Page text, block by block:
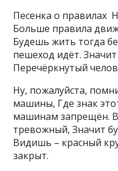
Песенка о правилах
Больше правила
Будешь жить тогда
пешеход идёт.
Перечёркнутый
Ну, пожалуйста,
машины, Где знак
машинам запрещён.
тревожный, Значит
Видишь – красный
закрыт.